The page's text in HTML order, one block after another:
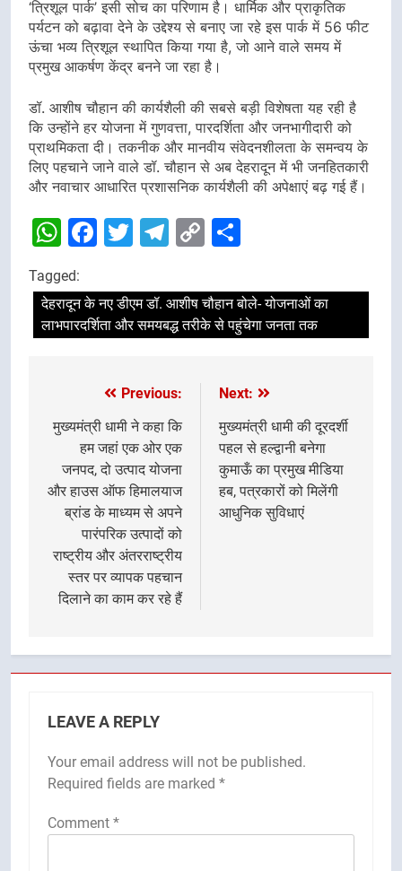
‘त्रिशूल पार्क’ इसी सोच का परिणाम है। धार्मिक और प्राकृतिक
पर्यटन को बढ़ावा देने के उद्देश्य से बनाए जा रहे इस पार्क में 56 फीट
ऊंचा भव्य त्रिशूल स्थापित किया गया है, जो आने वाले समय में
प्रमुख आकर्षण केंद्र बनने जा रहा है।
डॉ. आशीष चौहान की कार्यशैली की सबसे बड़ी विशेषता यह रही है
कि उन्होंने हर योजना में गुणवत्ता, पारदर्शिता और जनभागीदारी को
प्राथमिकता दी। तकनीक और मानवीय संवेदनशीलता के समन्वय के
लिए पहचाने जाने वाले डॉ. चौहान से अब देहरादून में भी जनहितकारी
और नवाचार आधारित प्रशासनिक कार्यशैली की अपेक्षाएं बढ़ गई हैं।
WhatsApp
Facebook
Twitter
Telegram
Copy
Tagged:
देहरादून के नए डीएम डॉ. आशीष चौहान बोले- योजनाओं का
लाभपारदर्शिता और समयबद्ध तरीके से पहुंचेगा जनता तक
navigation
Previous:
मुख्यमंत्री धामी ने कहा कि
हम जहां एक ओर एक
जनपद, दो उत्पाद योजना
और हाउस ऑफ हिमालयाज
ब्रांड के माध्यम से अपने
पारंपरिक उत्पादों को
राष्ट्रीय और अंतरराष्ट्रीय
स्तर पर व्यापक पहचान
दिलाने का काम कर रहे हैं
Next:
मुख्यमंत्री धामी की दूरदर्शी
पहल से हल्द्वानी बनेगा
कुमाऊँ का प्रमुख मीडिया
हब, पत्रकारों को मिलेंगी
आधुनिक सुविधाएं
LEAVE A REPLY
Your email address will not be published.
Required fields are marked *
Comment *